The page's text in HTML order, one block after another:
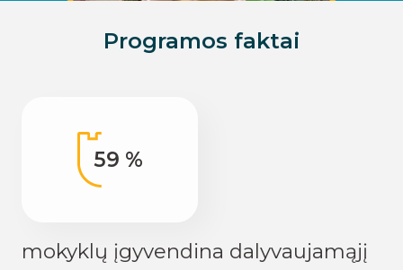
Programos faktai
59 %
mokyklų įgyvendina dalyvaujamąjį